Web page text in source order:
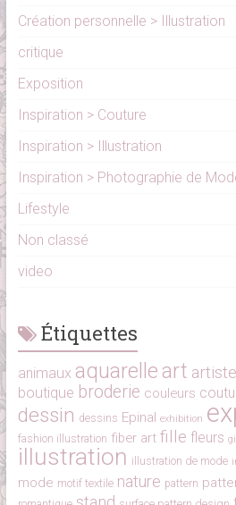
Création personnelle > Illustration
critique
Exposition
Inspiration > Couture
Inspiration > Illustration
Inspiration > Photographie de
Lifestyle
Non classé
video
Étiquettes
animaux aquarelle art artiste
boutique broderie couleurs
dessin dessins Epinal exhibition
fashion illustration fiber art fille fleurs
illustration illustration de mode
mode motif textile nature pattern